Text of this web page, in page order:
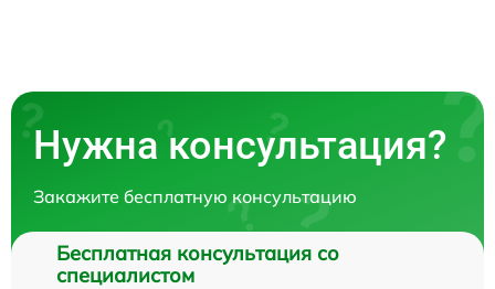
Нужна консультация?
Закажите бесплатную консультацию
Бесплатная консультация со
специалистом